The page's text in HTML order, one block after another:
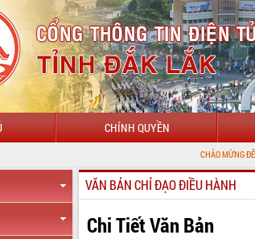
CHÍNH QUYỀN
CHÀO MỪNG ĐẾN VỚI
VĂN BẢN CHỈ ĐẠO ĐIỀU HÀNH
Chi Tiết Văn Bản